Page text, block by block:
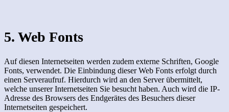
5. Web Fonts
Auf diesen Internetseiten werden zudem externe Schriften, Google
Fonts, verwendet. Die Einbindung dieser Web Fonts erfolgt durch
einen Serveraufruf. Hierdurch wird an den Server übermittelt,
welche unserer Internetseiten Sie besucht haben. Auch wird die IP-
Adresse des Browsers des Endgerätes des Besuchers dieser
Internetseiten gespeichert.